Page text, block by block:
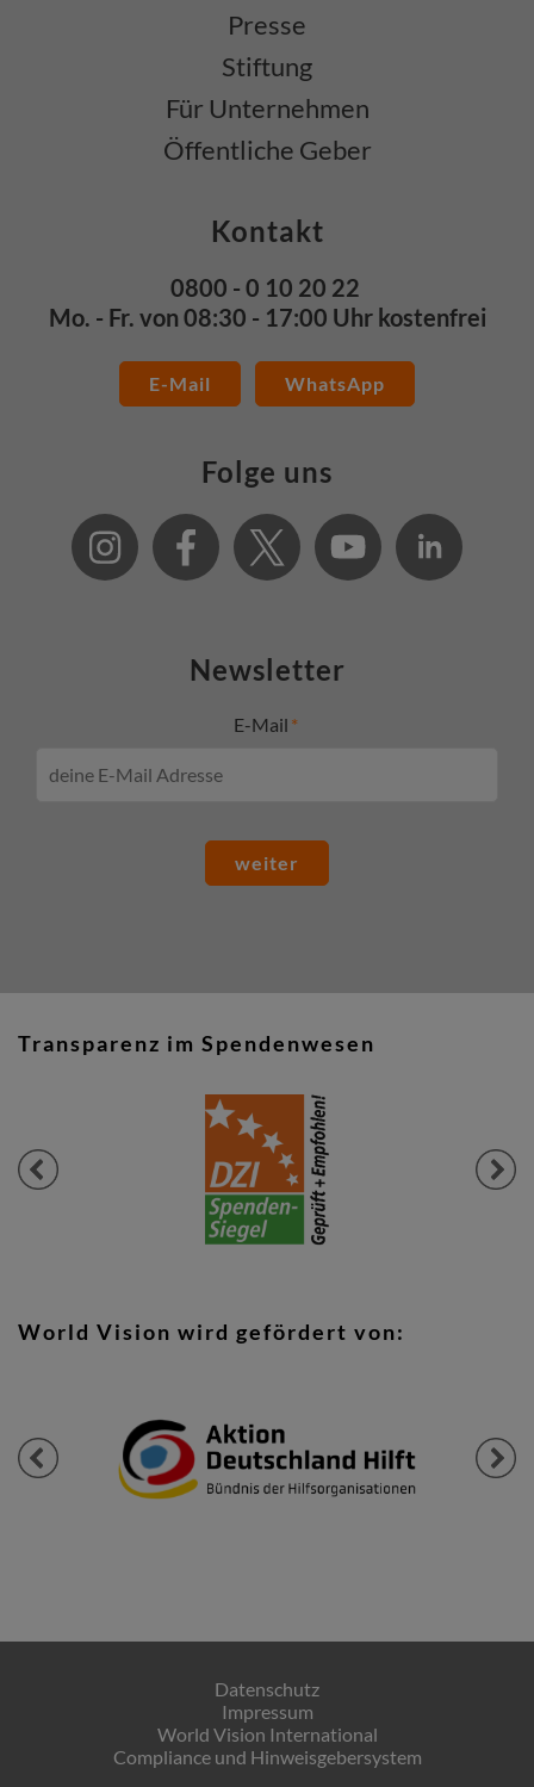
Presse
Stiftung
Für Unternehmen
Öffentliche Geber
Kontakt
0800 - 0 10 20 22
Mo. - Fr. von 08:30 - 17:00 Uhr kostenfrei
E-Mail WhatsApp
Folge uns
Newsletter
E-Mail
weiter
Transparenz im Spendenwesen
Previous Next
World Vision wird gefördert von:
Previous Next
Datenschutz
Impressum
World Vision International
Compliance und Hinweisgebersystem